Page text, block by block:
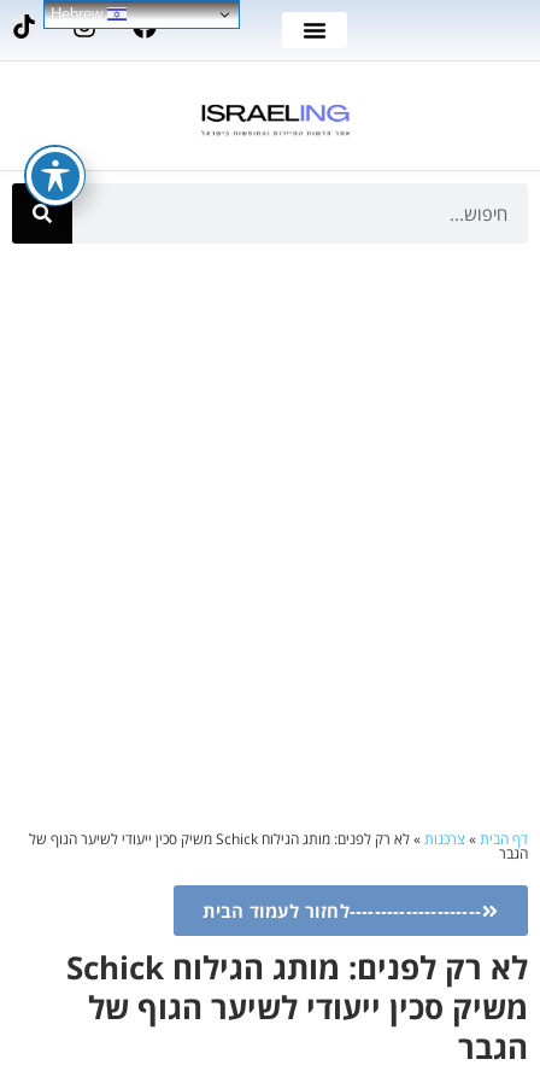
דף הבית» צרכנות» לא רק לפנים: מותג הגילוח Schick משיק סכין ייעודי לשיער הגוף של
הגבר
---------------------לחזור לעמוד הבית
לא רק לפנים: מותג הגילוח Schick
משיק סכין ייעודי לשיער הגוף של
הגבר
Hebrew